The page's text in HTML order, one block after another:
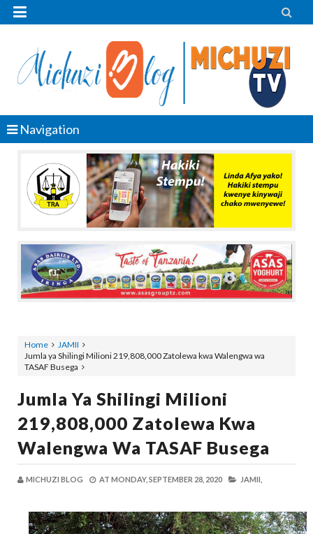
 
Navigation
Home
JAMII
Jumla ya Shilingi Milioni 219,808,000 Zatolewa kwa Walengwa wa
TASAF Busega
Jumla Ya Shilingi Milioni
219,808,000 Zatolewa Kwa
Walengwa Wa TASAF Busega
MICHUZI BLOG AT MONDAY, SEPTEMBER 28, 2020 JAMII,